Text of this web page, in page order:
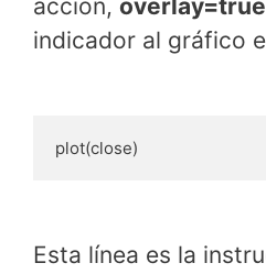
acción, overlay=true
indicador al gráfico
plot(close)
Esta línea es la